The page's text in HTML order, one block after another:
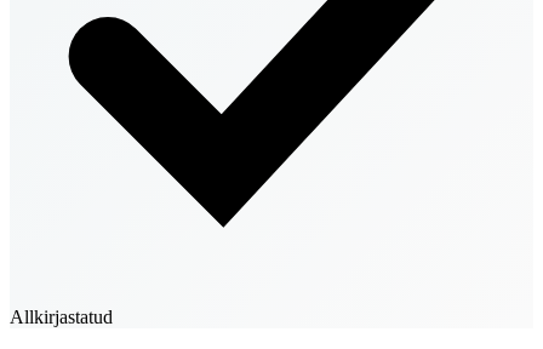
Allkirjastatud